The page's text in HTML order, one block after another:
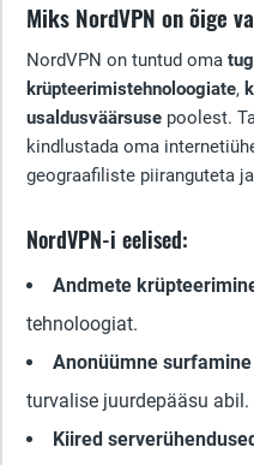
Miks NordVPN on õige
NordVPN on tuntud oma
krüpteerimistehnoloogiate,
usaldusväärsuse poolest.
kindlustada oma
geograafiliste piiranguteta
NordVPN-i eelised:
Andmete
tehnoloogiat.
Anonüümne surfamine
turvalise juurdepääsu abil.
Kiired